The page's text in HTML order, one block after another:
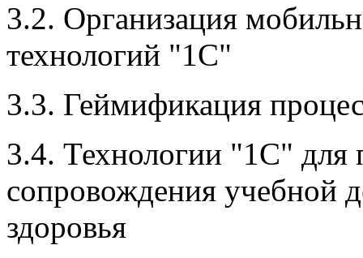
3.2. Организация
технологий "1С"
3.3. Геймификация
3.4. Технологии "1С" для
сопровождения учебной
здоровья